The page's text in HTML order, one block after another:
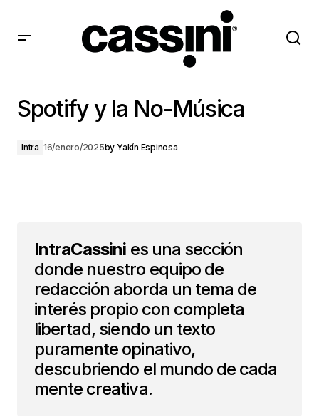
Spotify y la No-Música
Intra 16/enero/2025by Yakín Espinosa
IntraCassini es una sección
donde nuestro equipo de
redacción aborda un tema de
interés propio con completa
libertad, siendo un texto
puramente opinativo,
descubriendo el mundo de cada
mente creativa.